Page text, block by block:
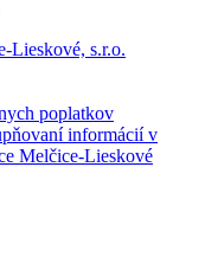
Lieskové, s.r.o.
poplatkov
informácií v
Melčice-Lieskové